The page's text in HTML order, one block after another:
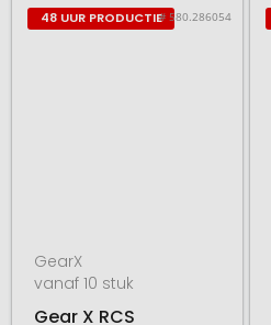
48 UUR PRODUCTIE# 580.286054
GearX
vanaf 10 stuk
Gear X RCS